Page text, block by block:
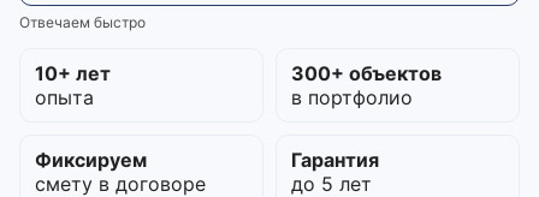
Отвечаем быстро
10+ лет
опыта
300+ объектов
в портфолио
Фиксируем
смету в договоре
Гарантия
до 5 лет